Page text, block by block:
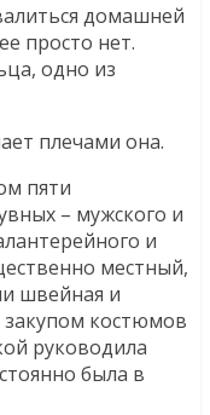
домашней
просто нет.
одно из
плечами она.
пяти
– мужского и
и
местный,
швейная и
костюмов
руководила
была в